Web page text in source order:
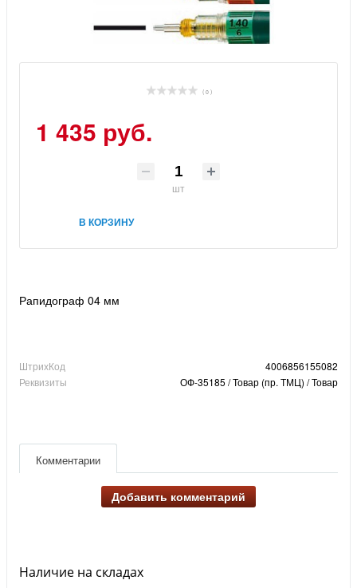
( 0 )
1 435 руб.
шт
В КОРЗИНУ
Рапидограф 04 мм
ШтрихКод
4006856155082
Реквизиты
ОФ-35185 / Товар (пр. ТМЦ) / Товар
Комментарии
Добавить комментарий
Наличие на складах